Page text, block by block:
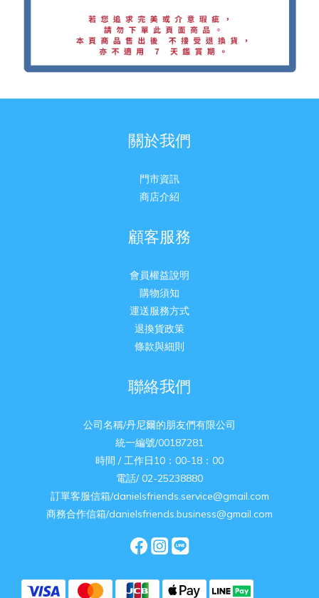
關於我們
門市資訊
商店介紹
顧客服務
會員權益說明
購物須知
運送服務方式
退換貨政策
條款與細則
聯絡我們
公司名稱/丹尼爾的朋友們有限公司
統一編號/00187281
時間 / 工作日10：00-18：00
電話/ 02-25238880
訂單客服信箱/danielsfriends.service@gmail.com
商務合作信箱/danielsfriends.business@gmail.com